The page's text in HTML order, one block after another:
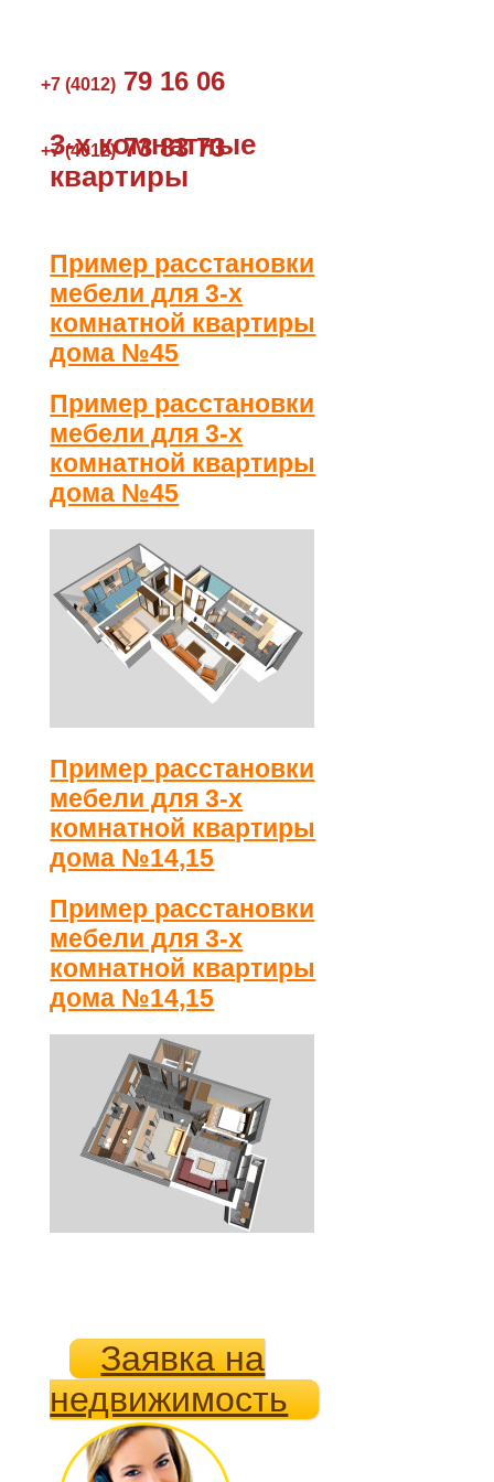
+7 (4012) 79 16 06
+7 (4012) 73 83 73
3-х комнатные
квартиры
Пример расстановки
мебели для 3-х
комнатной квартиры
дома №45
Пример расстановки
мебели для 3-х
комнатной квартиры
дома №45
Пример расстановки
мебели для 3-х
комнатной квартиры
дома №14,15
Пример расстановки
мебели для 3-х
комнатной квартиры
дома №14,15
Заявка на
недвижимость